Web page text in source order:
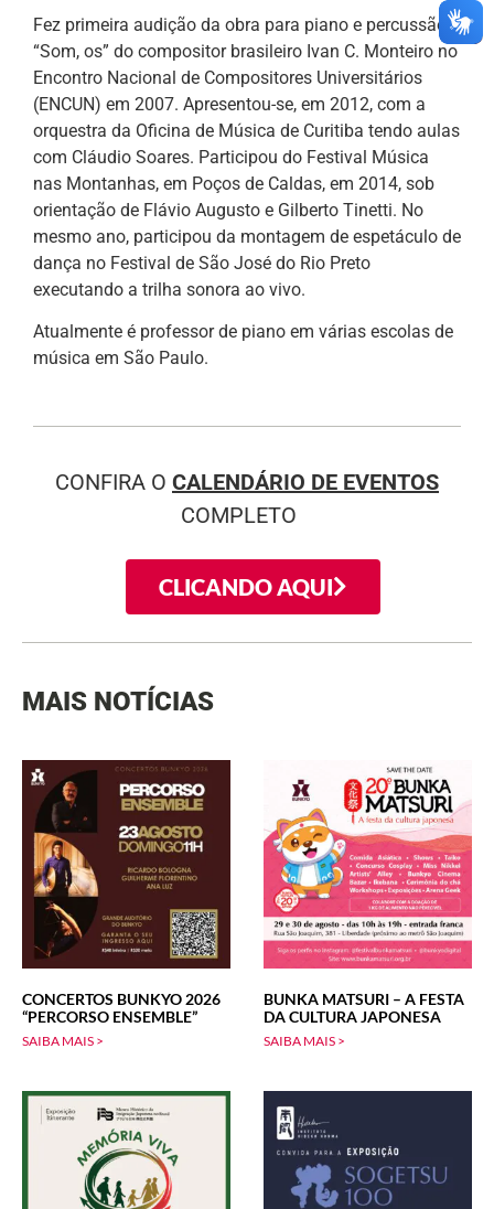
Fez primeira audição da obra para piano e percussão
“Som, os” do compositor brasileiro Ivan C. Monteiro no
Encontro Nacional de Compositores Universitários
(ENCUN) em 2007. Apresentou-se, em 2012, com a
orquestra da Oficina de Música de Curitiba tendo aulas
com Cláudio Soares. Participou do Festival Música
nas Montanhas, em Poços de Caldas, em 2014, sob
orientação de Flávio Augusto e Gilberto Tinetti. No
mesmo ano, participou da montagem de espetáculo de
dança no Festival de São José do Rio Preto
executando a trilha sonora ao vivo.
Atualmente é professor de piano em várias escolas de
música em São Paulo.
CONFIRA O CALENDÁRIO DE EVENTOS
COMPLETO
CLICANDO AQUI
MAIS NOTÍCIAS
CONCERTOS BUNKYO 2026
“PERCORSO ENSEMBLE”
SAIBA MAIS >
BUNKA MATSURI – A FESTA
DA CULTURA JAPONESA
SAIBA MAIS >